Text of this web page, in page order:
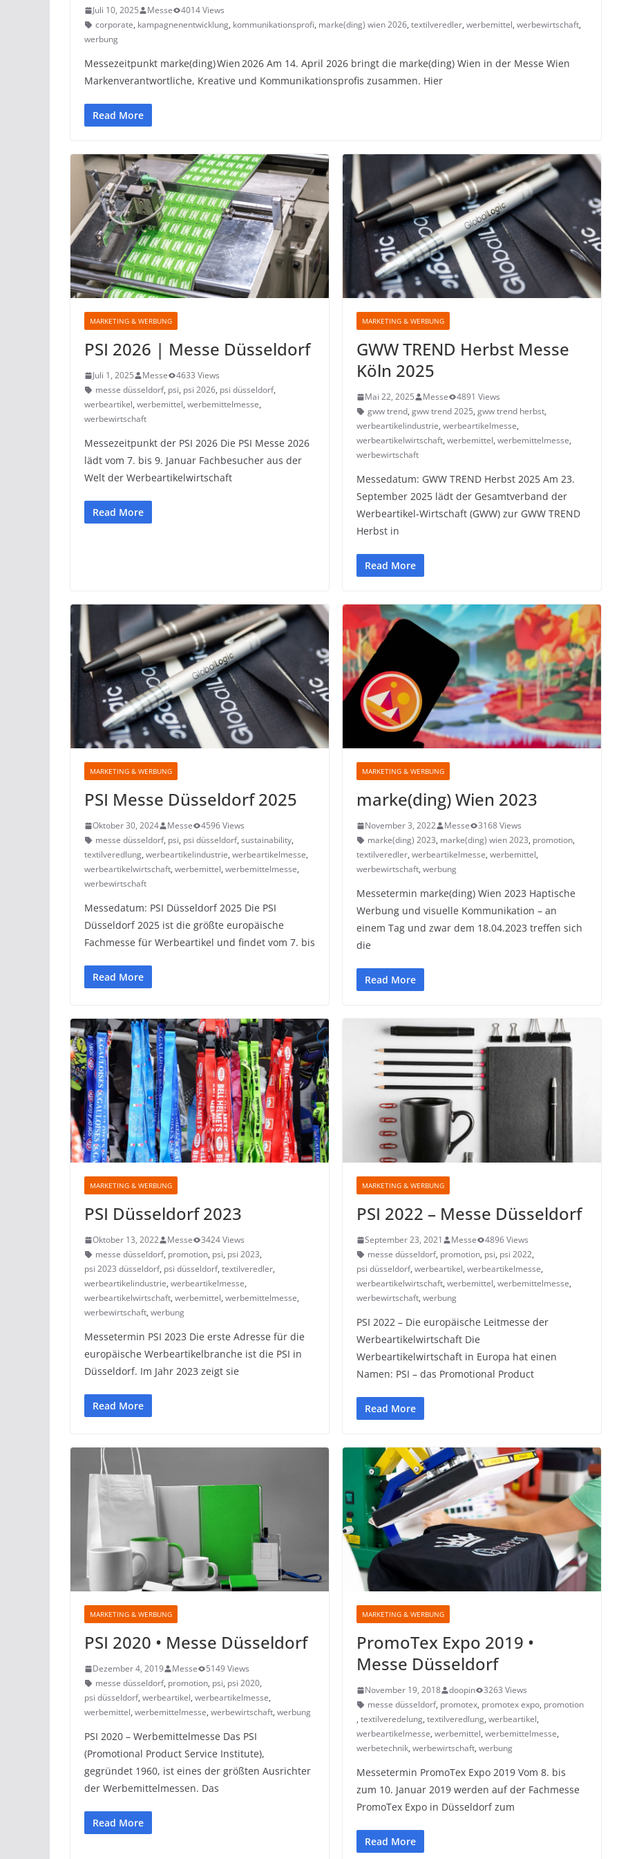
Juli 10, 2025 Messe
4014 Views
corporate, kampagnenentwicklung, kommunikationsprofi, marke(ding) wien 2026, textilveredler, werbemittel, werbewirtschaft,
werbung
Messezeitpunkt marke(ding) Wien 2026 Am 14. April 2026 bringt die marke(ding) Wien in der Messe Wien
Markenverantwortliche, Kreative und Kommunikationsprofis zusammen. Hier
Read More
MARKETING & WERBUNG
PSI 2026 | Messe Düsseldorf
Juli 1, 2025 Messe
4633 Views
messe düsseldorf, psi, psi 2026, psi düsseldorf,
werbeartikel, werbemittel, werbemittelmesse,
werbewirtschaft
Messezeitpunkt der PSI 2026 Die PSI Messe 2026
lädt vom 7. bis 9. Januar Fachbesucher aus der
Welt der Werbeartikelwirtschaft
Read More
MARKETING & WERBUNG
GWW TREND Herbst Messe
Köln 2025
Mai 22, 2025 Messe
4891 Views
gww trend, gww trend 2025, gww trend herbst,
werbeartikelindustrie, werbeartikelmesse,
werbeartikelwirtschaft, werbemittel, werbemittelmesse,
werbewirtschaft
Messedatum: GWW TREND Herbst 2025 Am 23.
September 2025 lädt der Gesamtverband der
Werbeartikel-Wirtschaft (GWW) zur GWW TREND
Herbst in
Read More
MARKETING & WERBUNG
PSI Messe Düsseldorf 2025
Oktober 30, 2024 Messe
4596 Views
messe düsseldorf, psi, psi düsseldorf, sustainability,
textilveredlung, werbeartikelindustrie, werbeartikelmesse,
werbeartikelwirtschaft, werbemittel, werbemittelmesse,
werbewirtschaft
Messedatum: PSI Düsseldorf 2025 Die PSI
Düsseldorf 2025 ist die größte europäische
Fachmesse für Werbeartikel und findet vom 7. bis
Read More
MARKETING & WERBUNG
marke(ding) Wien 2023
November 3, 2022 Messe
3168 Views
marke(ding) 2023, marke(ding) wien 2023, promotion,
textilveredler, werbeartikelmesse, werbemittel,
werbewirtschaft, werbung
Messetermin marke(ding) Wien 2023 Haptische
Werbung und visuelle Kommunikation – an
einem Tag und zwar dem 18.04.2023 treffen sich
die
Read More
MARKETING & WERBUNG
PSI Düsseldorf 2023
Oktober 13, 2022 Messe
3424 Views
messe düsseldorf, promotion, psi, psi 2023,
psi 2023 düsseldorf, psi düsseldorf, textilveredler,
werbeartikelindustrie, werbeartikelmesse,
werbeartikelwirtschaft, werbemittel, werbemittelmesse,
werbewirtschaft, werbung
Messetermin PSI 2023 Die erste Adresse für die
europäische Werbeartikelbranche ist die PSI in
Düsseldorf. Im Jahr 2023 zeigt sie
Read More
MARKETING & WERBUNG
PSI 2022 – Messe Düsseldorf
September 23, 2021 Messe
4896 Views
messe düsseldorf, promotion, psi, psi 2022,
psi düsseldorf, werbeartikel, werbeartikelmesse,
werbeartikelwirtschaft, werbemittel, werbemittelmesse,
werbewirtschaft, werbung
PSI 2022 – Die europäische Leitmesse der
Werbeartikelwirtschaft Die
Werbeartikelwirtschaft in Europa hat einen
Namen: PSI – das Promotional Product
Read More
MARKETING & WERBUNG
PSI 2020 • Messe Düsseldorf
Dezember 4, 2019 Messe
5149 Views
messe düsseldorf, promotion, psi, psi 2020,
psi düsseldorf, werbeartikel, werbeartikelmesse,
werbemittel, werbemittelmesse, werbewirtschaft, werbung
PSI 2020 – Werbemittelmesse Das PSI
(Promotional Product Service Institute),
gegründet 1960, ist eines der größten Ausrichter
der Werbemittelmessen. Das
Read More
MARKETING & WERBUNG
PromoTex Expo 2019 •
Messe Düsseldorf
November 19, 2018 doopin
3263 Views
messe düsseldorf, promotex, promotex expo, promotion
, textilveredelung, textilveredlung, werbeartikel,
werbeartikelmesse, werbemittel, werbemittelmesse,
werbetechnik, werbewirtschaft, werbung
Messetermin PromoTex Expo 2019 Vom 8. bis
zum 10. Januar 2019 werden auf der Fachmesse
PromoTex Expo in Düsseldorf zum
Read More